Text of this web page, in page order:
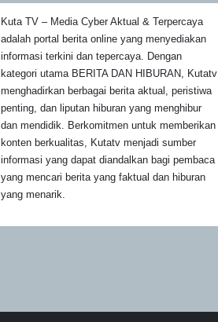
Kuta TV – Media Cyber Aktual & Terpercaya
adalah portal berita online yang menyediakan
informasi terkini dan tepercaya. Dengan
kategori utama BERITA DAN HIBURAN, Kutatv
menghadirkan berbagai berita aktual, peristiwa
penting, dan liputan hiburan yang menghibur
dan mendidik. Berkomitmen untuk memberikan
konten berkualitas, Kutatv menjadi sumber
informasi yang dapat diandalkan bagi pembaca
yang mencari berita yang faktual dan hiburan
yang menarik.